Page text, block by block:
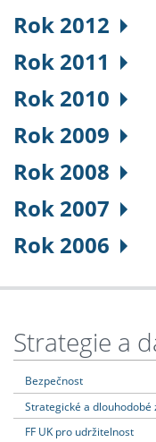
Rok 2012
Rok 2011
Rok 2010
Rok 2009
Rok 2008
Rok 2007
Rok 2006
Strategie a
Bezpečnost
Strategické a dlouhodobé
FF UK pro udržitelnost